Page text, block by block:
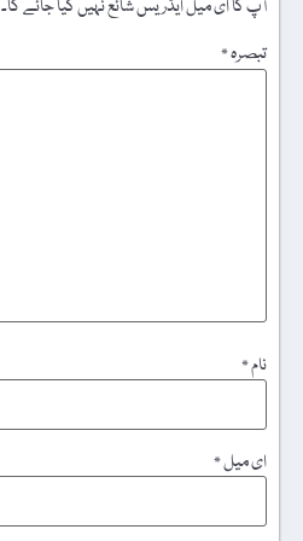
آپ کا ای میل ایڈریس شائع نہیں کیا جائے گا۔
تبصرہ*
نام*
ای میل*